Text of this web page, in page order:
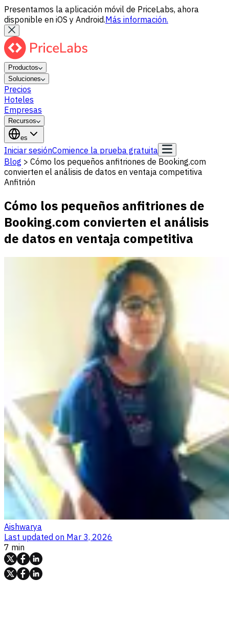
Presentamos la aplicación móvil de PriceLabs, ahora
disponible en iOS y Android.Más información.
Productos
Soluciones
Precios
Hoteles
Empresas
Recursos
es
Iniciar sesiónComience la prueba gratuita
Blog > Cómo los pequeños anfitriones de Booking.com
convierten el análisis de datos en ventaja competitiva
Anfitrión
Cómo los pequeños anfitriones de
Booking.com convierten el análisis
de datos en ventaja competitiva
Aishwarya
Last updated on Mar 3, 2026
7 min